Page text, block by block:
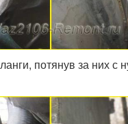
потянув за них с